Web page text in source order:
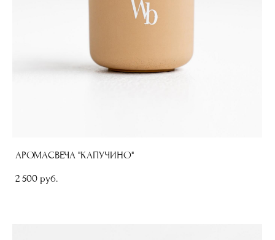
АРОМАСВЕЧА "КАПУЧИНО"
2 500 pуб.